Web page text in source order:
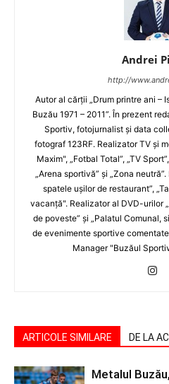
Andrei
http://
Autor al cărţii „Drum printre ani –
Buzău 1971 – 2011”. În prezent
Sportiv, fotojurnalist şi data
fotograf 123RF. Realizator TV şi
Maxim", „Fotbal Total”, „TV
„Arena sportivă” şi „Zona
spatele uşilor de restaurant”,
vacanţă". Realizator al DVD-urilor
de poveste” şi „Palatul Comunal,
de evenimente sportive
Manager "Buzăul
ARTICOLE SIMILARE DE LA
Metalul